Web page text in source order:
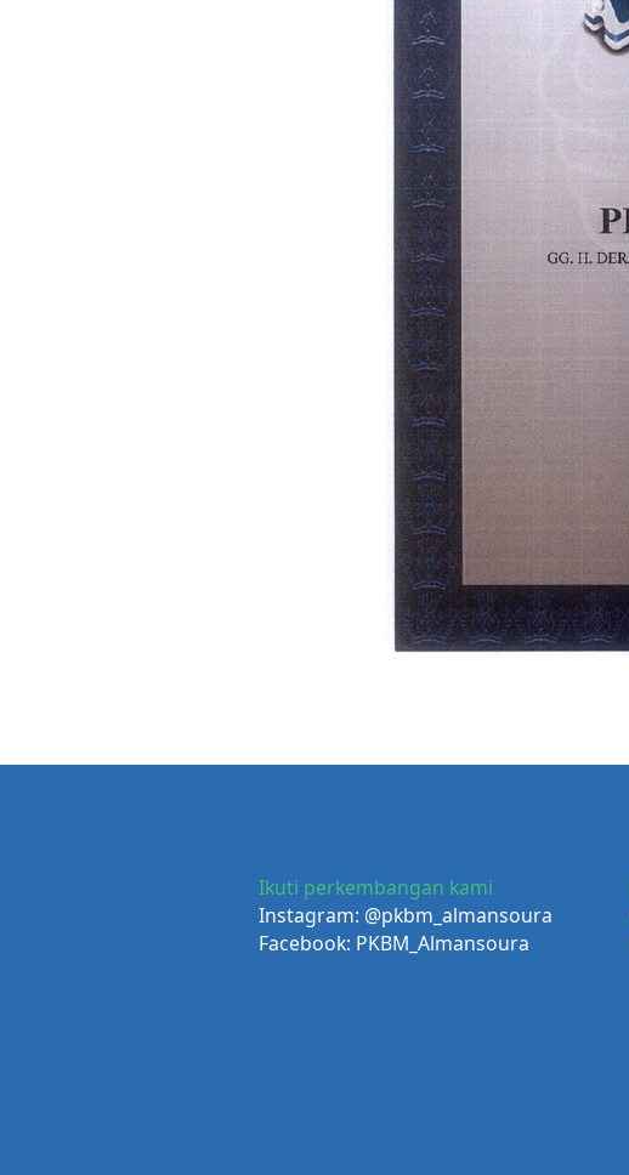
Ikuti perkembangan kami
Instagram: @pkbm_almansoura
Facebook: PKBM_Almansoura